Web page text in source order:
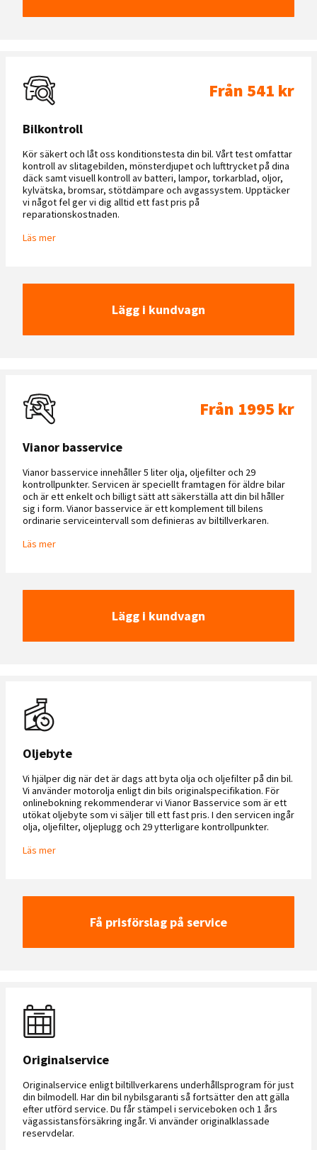
Bilkontroll
Från 541 kr
Kör säkert och låt oss konditionstesta din bil. Vårt test omfattar
kontroll av slitagebilden, mönsterdjupet och lufttrycket på dina
däck samt visuell kontroll av batteri, lampor, torkarblad, oljor,
kylvätska, bromsar, stötdämpare och avgassystem. Upptäcker
vi något fel ger vi dig alltid ett fast pris på
reparationskostnaden.
Läs mer
Lägg i kundvagn
Vianor basservice
Från 1995 kr
Vianor basservice innehåller 5 liter olja, oljefilter och 29
kontrollpunkter. Servicen är speciellt framtagen för äldre bilar
och är ett enkelt och billigt sätt att säkerställa att din bil håller
sig i form. Vianor basservice är ett komplement till bilens
ordinarie serviceintervall som definieras av biltillverkaren.
Läs mer
Lägg i kundvagn
Oljebyte
Vi hjälper dig när det är dags att byta olja och oljefilter på din bil.
Vi använder motorolja enligt din bils originalspecifikation. För
onlinebokning rekommenderar vi Vianor Basservice som är ett
utökat oljebyte som vi säljer till ett fast pris. I den servicen ingår
olja, oljefilter, oljeplugg och 29 ytterligare kontrollpunkter.
Läs mer
Få prisförslag på service
Originalservice
Originalservice enligt biltillverkarens underhållsprogram för just
din bilmodell. Har din bil nybilsgaranti så fortsätter den att gälla
efter utförd service. Du får stämpel i serviceboken och 1 års
vägassistansförsäkring ingår. Vi använder originalklassade
reservdelar.